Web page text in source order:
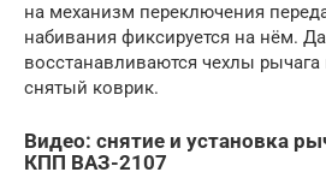
на механизм переключения
набивания фиксируется на нём.
восстанавливаются чехлы рычага
снятый коврик.
Видео: снятие и установка
КПП ВАЗ-2107